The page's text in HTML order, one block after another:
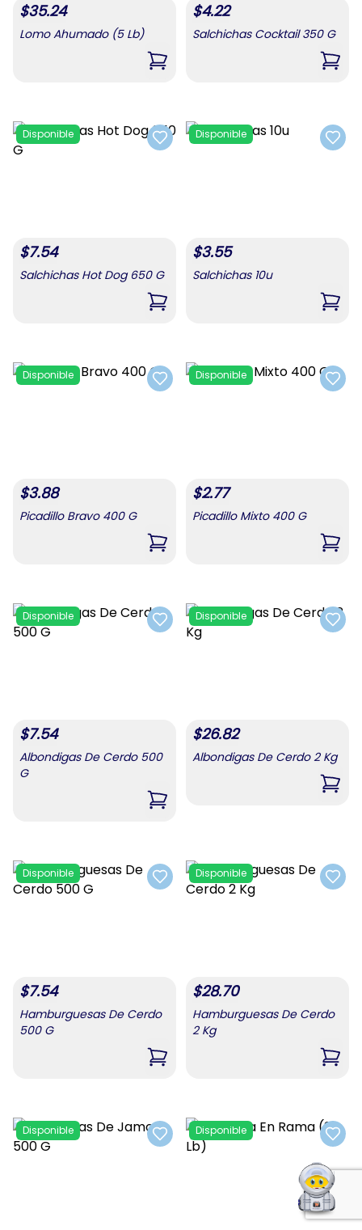
$35.24
Lomo Ahumado (5 Lb)
,Lomo Ahumado (5 Lb)
$4.22
Salchichas Cocktail 350 G
,
Add to favorites
Disponible
$7.54
Salchichas Hot Dog 650 G
,Salchichas Hot Dog 650 G
Add
Disponible
$3.55
Salchichas 10u
,
Add to favorites
Disponible
$3.88
Picadillo Bravo 400 G
,Picadillo Bravo 400 G
Add
Disponible
$2.77
Picadillo Mixto 400 G
,
Add to favorites
Disponible
$7.54
Albondigas De Cerdo 500
G
,Albondigas De Cerdo 500 G
Add
Disponible
$26.82
Albondigas De Cerdo 2 Kg
,
Add to favorites
Disponible
$7.54
Hamburguesas De Cerdo
500 G
,Hamburguesas De Cerdo 500 G
Add
Disponible
$28.70
Hamburguesas De Cerdo
2 Kg
,
Add to favorites
Disponible
Add
Disponible